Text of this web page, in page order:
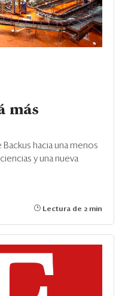
más
hacia una menos
y una nueva
Lectura de 2 min